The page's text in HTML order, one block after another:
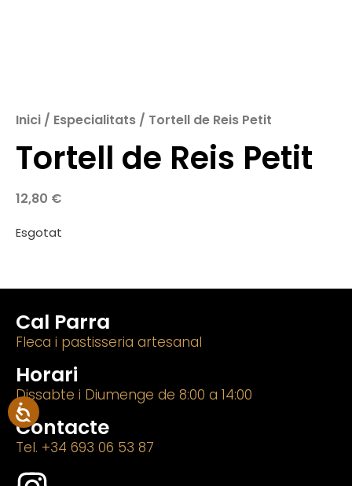
Inici / Especialitats / Tortell de Reis Petit
Tortell de Reis Petit
12,80 €
Esgotat
Cal Parra
Fleca i pastisseria artesanal
Horari
Dissabte i Diumenge de 8:00 a 14:00
Contacte
Tel. +34 693 06 53 87